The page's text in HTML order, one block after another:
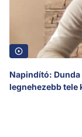
Napindító:
legnehezebb tele